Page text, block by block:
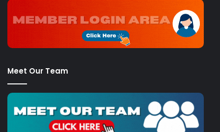
Meet Our Team